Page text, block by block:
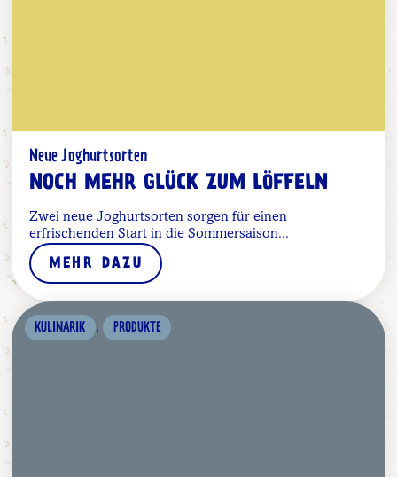
Neue Joghurtsorten
NOCH MEHR GLÜCK ZUM LÖFFELN
Zwei neue Joghurtsorten sorgen für einen
erfrischenden Start in die Sommersaison...
MEHR DAZU
KULINARIK , PRODUKTE